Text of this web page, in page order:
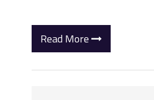
Read More